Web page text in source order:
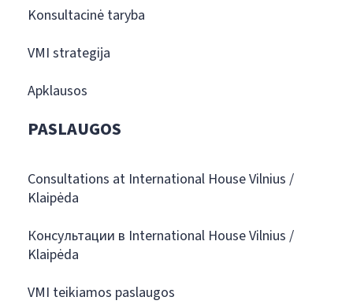
Konsultacinė taryba
VMI strategija
Apklausos
PASLAUGOS
Consultations at International House Vilnius /
Klaipėda
Консультации в International House Vilnius /
Klaipėda
VMI teikiamos paslaugos